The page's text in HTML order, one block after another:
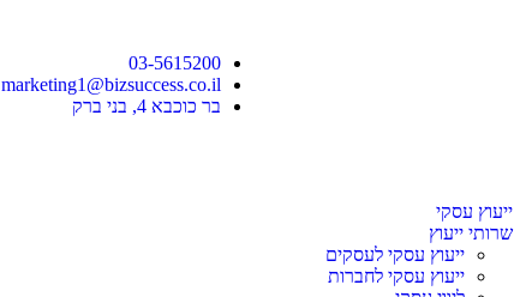
03-5615200
marketing1@bizsuccess.co.il
בר כוכבא 4, בני ברק
ייעוץ עסקי
שרותי ייעוץ
ייעוץ עסקי לעסקים
ייעוץ עסקי לחברות